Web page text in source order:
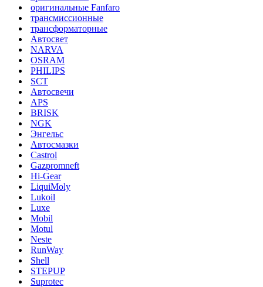
оригинальные Fanfaro
трансмиссионные
трансформаторные
Автосвет
NARVA
OSRAM
PHILIPS
SCT
Автосвечи
APS
BRISK
NGK
Энгельс
Автосмазки
Castrol
Gazpromneft
Hi-Gear
LiquiMoly
Lukoil
Luxe
Mobil
Motul
Neste
RunWay
Shell
STEPUP
Suprotec